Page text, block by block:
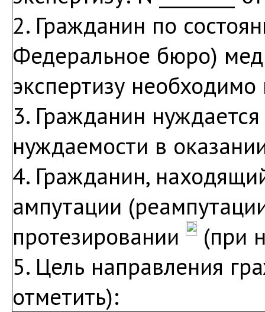
2. Гражданин по
Федеральное бюро)
экспертизу
3. Гражданин
нуждаемости в
4. Гражданин,
ампутации
протезировании
(при
5. Цель направления
отметить):